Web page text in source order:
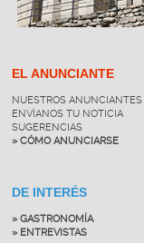
EL ANUNCIANTE
NUESTROS ANUNCIANTES
ENVÍANOS TU NOTICIA
SUGERENCIAS
» CÓMO ANUNCIARSE
DE INTERÉS
» GASTRONOMÍA
» ENTREVISTAS